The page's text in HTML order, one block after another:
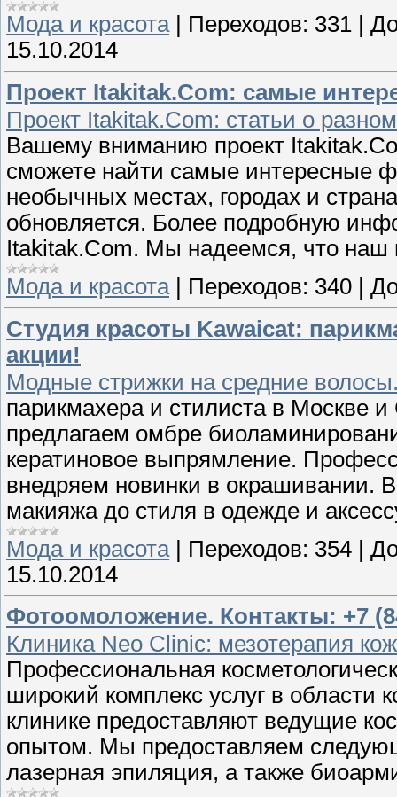
Мода и красота| Переходов: 331
15.10.2014
Проект Itakitak.Com: самые
Проект Itakitak.Com: статьи о
Вашему вниманию проект
сможете найти самые интересные
необычных местах, городах и
обновляется. Более подробную
Itakitak.Com. Мы надеемся, что наш
Мода и красота| Переходов: 340
Студия красоты Kawaicat:
акции!
Модные стрижки на средние
парикмахера и стилиста в Москве
предлагаем омбре
кератиновое выпрямление.
внедряем новинки в окрашивании.
макияжа до стиля в одежде и
Мода и красота| Переходов: 354 |
15.10.2014
Фотоомоложение. Контакты: +7
Клиника Neo Clinic: мезотерапия
Профессиональная
широкий комплекс услуг в области
клинике предоставляют ведущие
опытом. Мы предоставляем
лазерная эпиляция, а также